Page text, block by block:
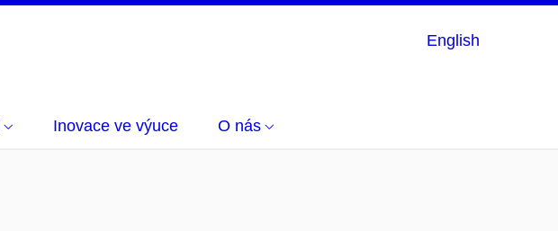
English
Inovace ve výuce O nás